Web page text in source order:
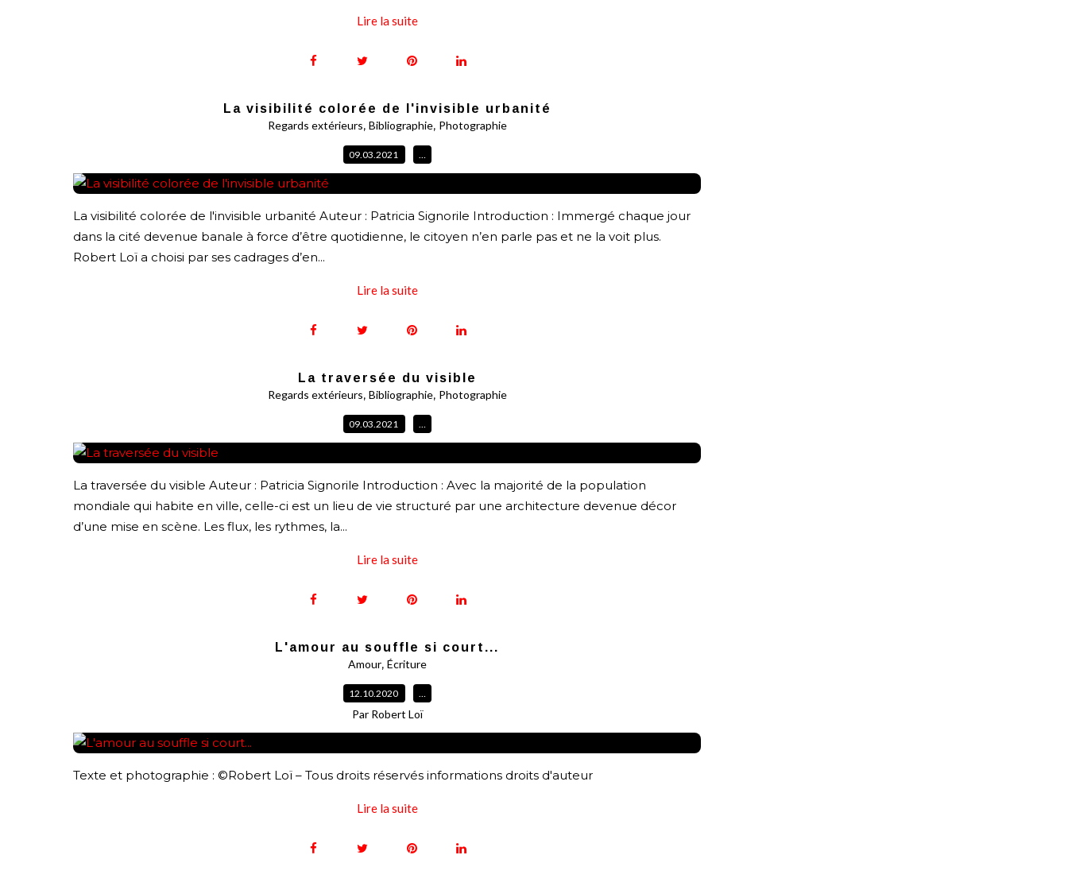
Lire la suite
La visibilité colorée de l'invisible urbanité
Regards extérieurs, Bibliographie, Photographie
09.03.2021 …
La visibilité colorée de l'invisible urbanité Auteur : Patricia Signorile Introduction : Immergé chaque jour
dans la cité devenue banale à force d’être quotidienne, le citoyen n’en parle pas et ne la voit plus.
Robert Loï a choisi par ses cadrages d’en...
Lire la suite
La traversée du visible
Regards extérieurs, Bibliographie, Photographie
09.03.2021 …
La traversée du visible Auteur : Patricia Signorile Introduction : Avec la majorité de la population
mondiale qui habite en ville, celle-ci est un lieu de vie structuré par une architecture devenue décor
d’une mise en scène. Les flux, les rythmes, la...
Lire la suite
L'amour au souffle si court...
Amour, Écriture
12.10.2020 …
Par Robert Loï
Texte et photographie : ©Robert Loï – Tous droits réservés informations droits d'auteur
Lire la suite